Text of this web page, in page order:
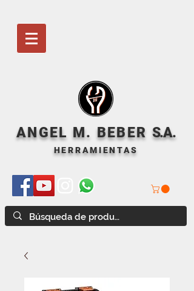
ANGEL M. BEBER S.A.
HERRAMIENTAS